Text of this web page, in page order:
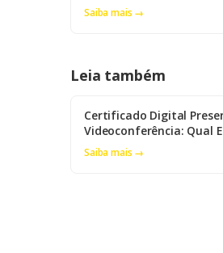
Saiba mais →
Leia também
Certificado Digital
Videoconferência: Qual
Saiba mais →